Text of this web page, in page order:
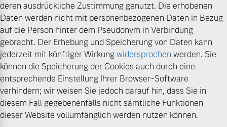
deren ausdrückliche Zustimmung genutzt. Die erhobenen
Daten werden nicht mit personenbezogenen Daten in Bezug
auf die Person hinter dem Pseudonym in Verbindung
gebracht. Der Erhebung und Speicherung von Daten kann
jederzeit mit künftiger Wirkungwidersprochen werden. Sie
können die Speicherung der Cookies auch durch eine
entsprechende Einstellung Ihrer Browser-Software
verhindern; wir weisen Sie jedoch darauf hin, dass Sie in
diesem Fall gegebenenfalls nicht sämtliche Funktionen
dieser Website vollumfänglich werden nutzen können.